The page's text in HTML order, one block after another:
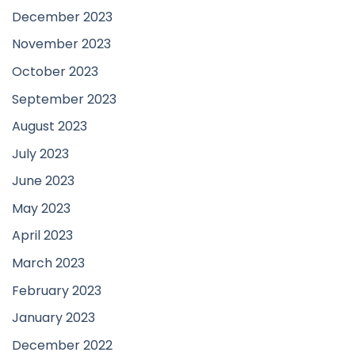
December 2023
November 2023
October 2023
September 2023
August 2023
July 2023
June 2023
May 2023
April 2023
March 2023
February 2023
January 2023
December 2022